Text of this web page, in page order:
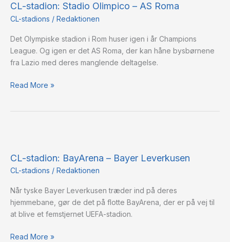
CL-stadion: Stadio Olimpico – AS Roma
CL-stadions / Redaktionen
Det Olympiske stadion i Rom huser igen i år Champions
League. Og igen er det AS Roma, der kan håne bysbørnene
fra Lazio med deres manglende deltagelse.
Stadio
Olimpico
AS
Roma
Read More »
CL-stadion: BayArena – Bayer Leverkusen
CL-stadions / Redaktionen
Når tyske Bayer Leverkusen træder ind på deres
hjemmebane, gør de det på flotte BayArena, der er på vej til
at blive et femstjernet UEFA-stadion.
BayArena
–
Leverkusen
Read More »